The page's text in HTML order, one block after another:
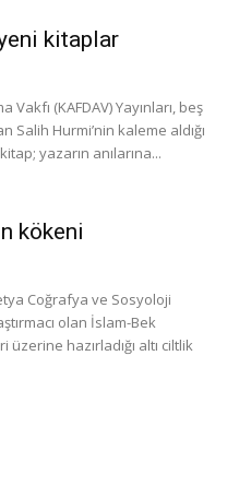
yeni kitaplar
(KAFDAV) Yayınları, beş
Hurmi’nin kaleme aldığı
yazarın anılarına...
kökeni
Coğrafya ve Sosyoloji
olan İslam-Bek
hazırladığı altı ciltlik